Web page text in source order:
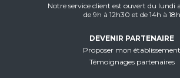
Notre service client est ouvert du lundi
de 9h à 12h30 et de 14h à 18h
DEVENIR PARTENAIRE
Proposer mon établissement
Témoignages partenaires